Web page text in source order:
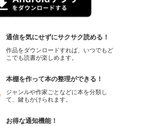
通信を気にせずにサクサク読める！
作品をダウンロードすれば、いつでもど
こでも読書が楽しめます。
本棚を作って本の整理ができる！
ジャンルや作家ごとなどに本を分類し
て、鍵もかけられます。
お得な通知機能！